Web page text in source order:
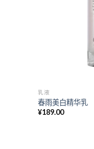
乳液
春雨美白精华乳
¥189.00